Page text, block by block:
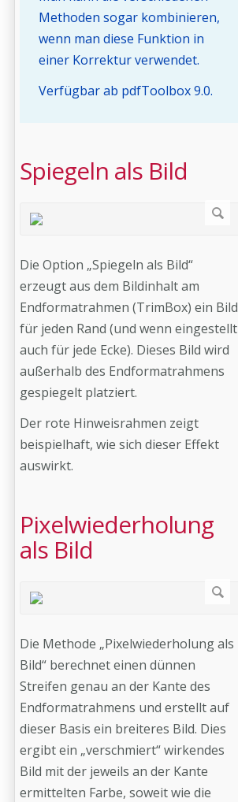
Methoden sogar kombinieren,
wenn man diese Funktion in
einer Korrektur verwendet.
Verfügbar ab pdfToolbox 9.0.
Spiegeln als Bild
Die Option „Spiegeln als Bild“
erzeugt aus dem Bildinhalt am
Endformatrahmen (TrimBox) ein Bild
für jeden Rand (und wenn eingestellt
auch für jede Ecke). Dieses Bild wird
außerhalb des Endformatrahmens
gespiegelt platziert.
Der rote Hinweisrahmen zeigt
beispielhaft, wie sich dieser Effekt
auswirkt.
Pixelwiederholung
als Bild
Die Methode „Pixelwiederholung als
Bild“ berechnet einen dünnen
Streifen genau an der Kante des
Endformatrahmens und erstellt auf
dieser Basis ein breiteres Bild. Dies
ergibt ein „verschmiert“ wirkendes
Bild mit der jeweils an der Kante
ermittelten Farbe, soweit wie die